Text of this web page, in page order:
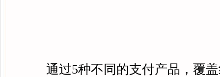
通过5种不同的支付产品，覆